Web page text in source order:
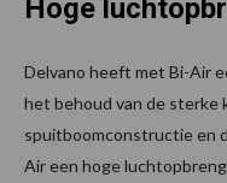
Hoge
Delvano heeft met Bi-Air
het behoud van de sterke
spuitboomconstructie en
Air een hoge